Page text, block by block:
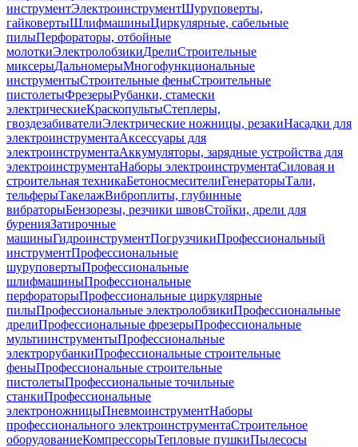
инструментЭлектроинструментШуруповерты,
гайковертыШлифмашиныЦиркулярные, сабельные
пилыПерфораторы, отбойные
молоткиЭлектролобзикиДрелиСтроительные
миксерыДальномерыМногофункциональные
инструментыСтроительные феныСтроительные
пистолетыФрезерыРубанки, стамески
электрическиеКраскопультыСтеплеры,
гвоздезабивателиЭлектрические ножницы, резакиНасадки для
электроинструментаАксессуары для
электроинструментаАккумуляторы, зарядные устройства для
электроинструментаНаборы электроинструментаСиловая и
строительная техникаБетоносмесителиГенераторыТали,
тельферыТакелажВиброплиты, глубинные
вибраторыБензорезы, резчики швовСтойки, дрели для
буренияЗатирочные
машиныГидроинструментПогрузчикиПрофессиональный
инструментПрофессиональные
шуруповертыПрофессиональные
шлифмашиныПрофессиональные
перфораторыПрофессиональные циркулярные
пилыПрофессиональные электролобзикиПрофессиональные
дрелиПрофессиональные фрезерыПрофессиональные
мультиинструментыПрофессиональные
электрорубанкиПрофессиональные строительные
феныПрофессиональные строительные
пистолетыПрофессиональные точильные
станкиПрофессиональные
электроножницыПневмоинструментНаборы
профессионального электроинструментаСтроительное
оборудованиеКомпрессорыТепловые пушкиПылесосы